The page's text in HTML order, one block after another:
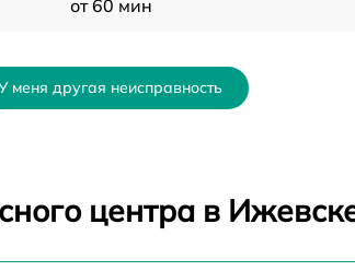
от 60 мин
от 60 мин
от 60 мин
меня другая неисправность
центра в